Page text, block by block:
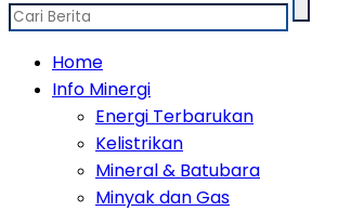
Home
Info Minergi
Energi Terbarukan
Kelistrikan
Mineral & Batubara
Minyak dan Gas